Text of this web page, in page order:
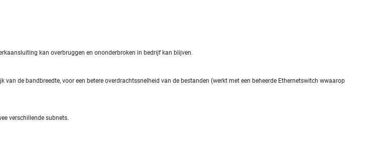
kan overbruggen en ononderbroken in bedrijf kan blijven.
de bandbreedte, voor een betere overdrachtssnelheid van de bestanden (werkt met een beheerde Ethernetswitch wwaarop
verschillende subnets.